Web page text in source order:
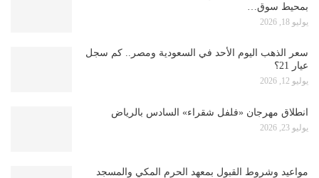
بمحيط سوق…
يوليو 18, 2026
سعر الذهب اليوم الأحد في السعودية ومصر.. كم سجل
عيار 21؟
يوليو 12, 2026
انطلاق مهرجان «فلفل شقراء» السادس بالرياض
يوليو 23, 2026
مواعيد وشروط القبول بمعهد الحرم المكي والمسجد